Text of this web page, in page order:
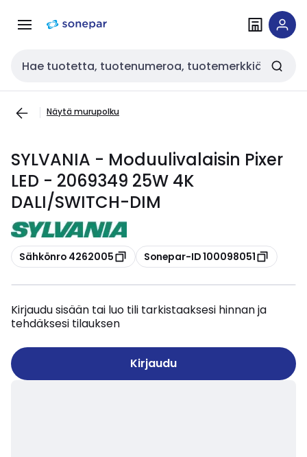
navigointiinsisältöön
Haku
Näytä murupolku
SYLVANIA - Moduulivalaisin Pixer
LED - 2069349 25W 4K
DALI/SWITCH-DIM
Kopioi
Sähkönro 4262005 Kopioi
Sonepar-ID 100098051
Kirjaudu sisään tai luo tili tarkistaaksesi hinnan ja
tehdäksesi tilauksen
Kirjaudu